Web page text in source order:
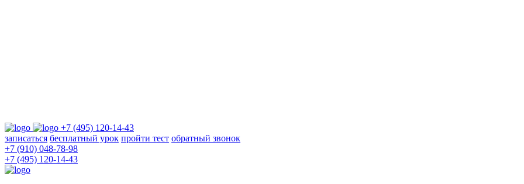
+7 (495) 120-14-43
записаться бесплатный урок пройти тест обратный звонок
+7 (910) 048-78-98
+7 (495) 120-14-43